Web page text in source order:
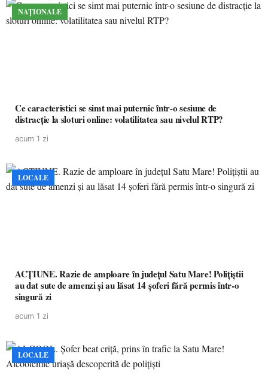
NAȚIONALE
Ce caracteristici se simt mai puternic într-o sesiune de
distracție la sloturi online: volatilitatea sau nivelul RTP?
acum 1 zi
LOCALE
ACȚIUNE. Razie de amploare în județul Satu Mare! Polițiștii
au dat sute de amenzi și au lăsat 14 șoferi fără permis într-o
singură zi
acum 1 zi
LOCALE